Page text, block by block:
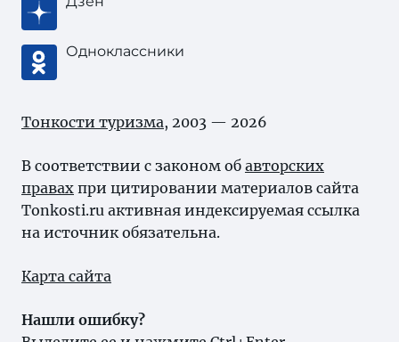
Одноклассники
Тонкости туризма, 2003 — 2026
В соответствии с законом об авторских
правах при цитировании материалов сайта
Tonkosti.ru активная индексируемая ссылка
на источник обязательна.
Карта сайта
Нашли ошибку?